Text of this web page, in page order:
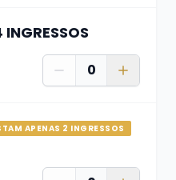
dá de acordo com o
quanto antes
localização, que
Whats(51)
0
APENAS 2 INGRESSOS